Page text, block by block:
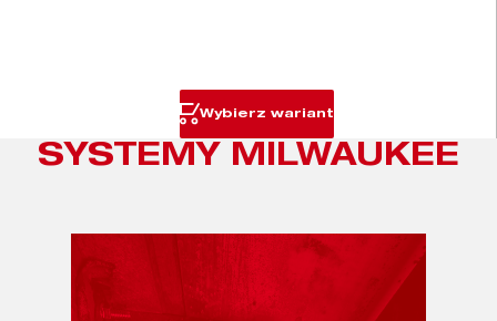
Wybierz wariant
SYSTEMY MILWAUKEE